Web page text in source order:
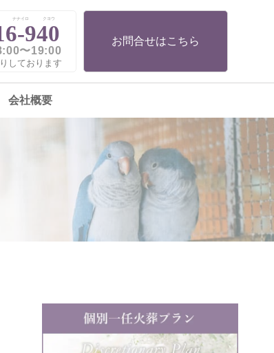
ナナイロ クヨウ
940
〜19:00
しております
お問合せはこちら
会社概要